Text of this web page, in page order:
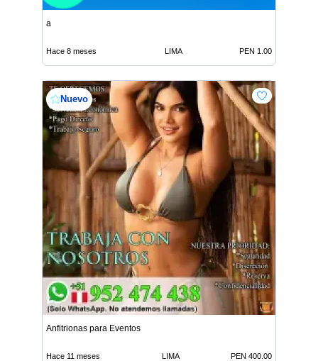
a
Hace 8 meses LIMA PEN 1.00
Nuevo
Anfitrionas para Eventos
Hace 11 meses LIMA PEN 400.00